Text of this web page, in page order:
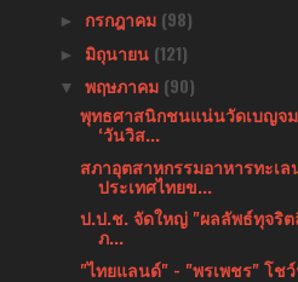
► กรกฎาคม (98)
► มิถุนายน (121)
▼ พฤษภาคม (90)
พุทธศาสนิกชนแน่นวัดเบญจ
‘วันวิส...
สภาอุตสาหกรรมอาหารทะเล
ประเทศไทยข...
ป.ป.ช. จัดใหญ่ "ผลลัพธ์ทุจริ
ภ...
"ไทยแลนด์" - "พรเพชร" โช